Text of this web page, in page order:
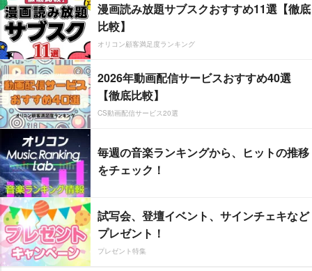
漫画読み放題サブスクおすすめ11選【徹底
比較】
オリコン顧客満足度ランキング
2026年動画配信サービスおすすめ40選
【徹底比較】
CS動画配信サービス20選
毎週の音楽ランキングから、ヒットの推移
をチェック！
試写会、登壇イベント、サインチェキなど
プレゼント！
プレゼント特集